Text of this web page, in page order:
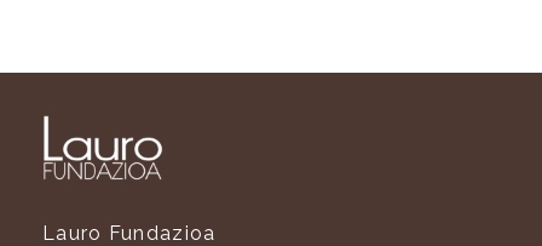
Lauro Fundazioa